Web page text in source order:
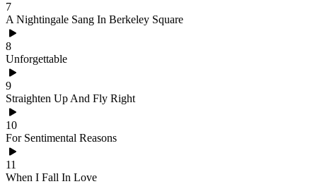
7
A Nightingale Sang In Berkeley Square
8
Unforgettable
9
Straighten Up And Fly Right
10
For Sentimental Reasons
11
When I Fall In Love